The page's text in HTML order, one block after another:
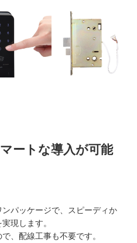
ートな導入が可能
パッケージで、スピーディか
現します。
、配線工事も不要です。